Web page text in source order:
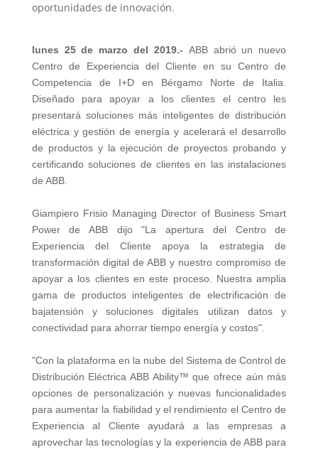
oportunidades de innovación.
lunes 25 de marzo del 2019.- ABB abrió un nuevo
Centro de Experiencia del Cliente en su Centro de
Competencia de I+D en Bérgamo Norte de Italia.
Diseñado para apoyar a los clientes el centro les
presentará soluciones más inteligentes de distribución
eléctrica y gestión de energía y acelerará el desarrollo
de productos y la ejecución de proyectos probando y
certificando soluciones de clientes en las instalaciones
de ABB.
Giampiero Frisio Managing Director of Business Smart
Power de ABB dijo "La apertura del Centro de
Experiencia del Cliente apoya la estrategia de
transformación digital de ABB y nuestro compromiso de
apoyar a los clientes en este proceso. Nuestra amplia
gama de productos inteligentes de electrificación de
bajatensión y soluciones digitales utilizan datos y
conectividad para ahorrar tiempo energía y costos".
"Con la plataforma en la nube del Sistema de Control de
Distribución Eléctrica ABB Ability™ que ofrece aún más
opciones de personalización y nuevas funcionalidades
para aumentar la fiabilidad y el rendimiento el Centro de
Experiencia al Cliente ayudará a las empresas a
aprovechar las tecnologías y la experiencia de ABB para